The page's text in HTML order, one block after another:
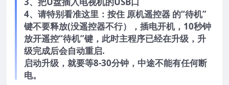
4、请特别看准这里：按住 原机遥控器 的“待机”
键不要释放(没遥控器不行），插电开机，10秒钟
放开遥控“待机”键，此时主程序已经在升级，升
级完成后会自动重启.
启动升级，就要等8-30分钟，中途不能有任何断
电。